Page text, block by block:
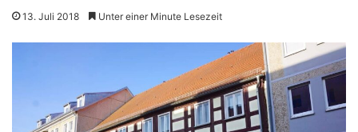
13. Juli 2018 Unter einer Minute Lesezeit